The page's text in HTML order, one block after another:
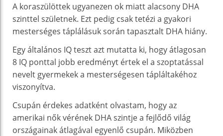
A koraszülöttek ugyanezen ok miatt alacsony DHA
szinttel születnek. Ezt pedig csak tetézi a gyakori
mesterséges táplálásuk során tapasztalt DHA hiány.
Egy általános IQ teszt azt mutatta ki, hogy átlagosan
8 IQ ponttal jobb eredményt értek el a szoptatással
nevelt gyermekek a mesterségesen tápláltakéhoz
viszonyítva.
Csupán érdekes adatként olvastam, hogy az
amerikai nők vérének DHA szintje a fejlődő világ
országainak átlagával egyenlő csupán. Miközben